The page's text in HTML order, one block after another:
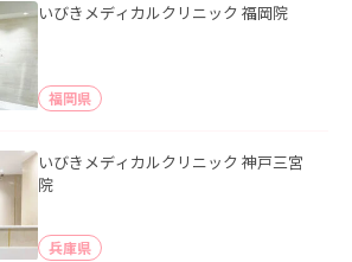
いびきメディカルクリニック 福岡院
福岡県
いびきメディカルクリニック 神戸三宮
院
兵庫県